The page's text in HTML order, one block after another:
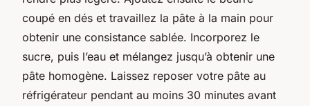
coupé en dés et travaillez la pâte à la main pour
obtenir une consistance sablée. Incorporez le
sucre, puis l’eau et mélangez jusqu’à obtenir une
pâte homogène. Laissez reposer votre pâte au
réfrigérateur pendant au moins 30 minutes avant